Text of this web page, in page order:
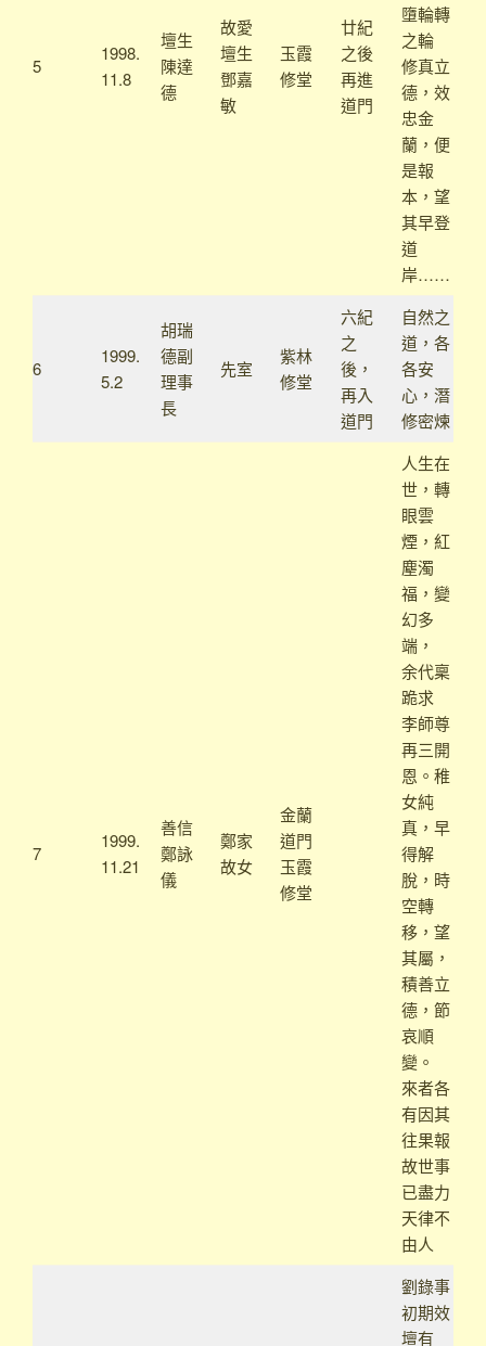
5
1998.
11.8
壇生
陳達
德
故愛
壇生
鄧嘉
敏
玉霞
修堂
廿紀
之後
再進
道門
墮輪轉
之輪
修真立
德，效
忠金
蘭，便
是報
本，望
其早登
道
岸……
6
1999.
5.2
胡瑞
德副
理事
長
先室
紫林
修堂
六紀
之
後，
再入
道門
自然之
道，各
各安
心，潛
修密煉
7
1999.
11.21
善信
鄭詠
儀
鄭家
故女
金蘭
道門
玉霞
修堂
人生在
世，轉
眼雲
煙，紅
塵濁
福，變
幻多
端，
余代稟
跪求
李師尊
再三開
恩。稚
女純
真，早
得解
脫，時
空轉
移，望
其屬，
積善立
德，節
哀順
變。
來者各
有因其
往果報
故世事
已盡力
天律不
由人
劉錄事
初期效
壇有